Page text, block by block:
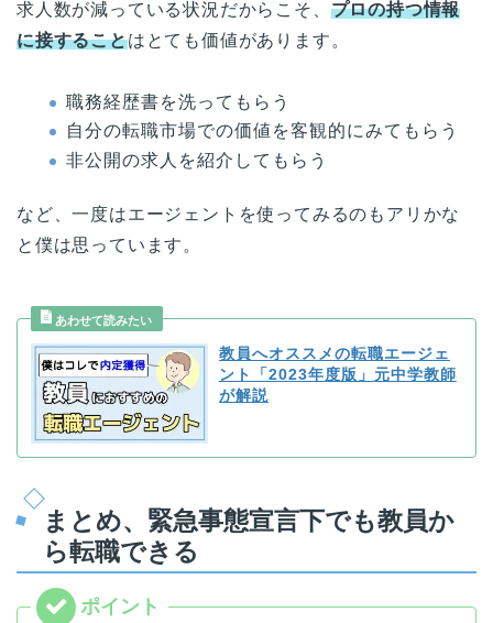
求人数が減っている状況だからこそ、 プロの持つ情報
に接することはとても価値があります。
職務経歴書を洗ってもらう
自分の転職市場での価値を客観的にみてもらう
非公開の求人を紹介してもらう
など、一度はエージェントを使ってみるのもアリかな
と僕は思っています。
教員へオススメの転職エージェ
ント「2023年度版」元中学教師
が解説
まとめ、緊急事態宣言下でも教員か
ら転職できる